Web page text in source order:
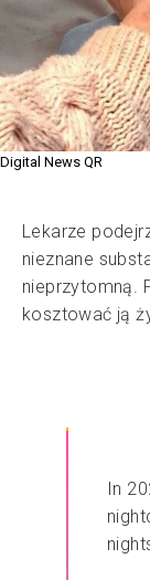
Digital News QR
Lekarze
nieznane
nieprzytomną.
kosztować ją
In